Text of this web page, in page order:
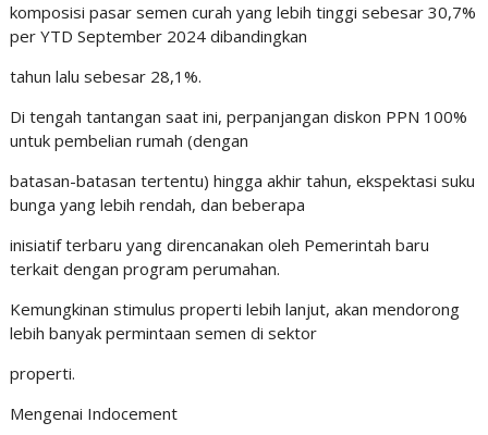
komposisi pasar semen curah yang lebih tinggi sebesar 30,7%
per YTD September 2024 dibandingkan
tahun lalu sebesar 28,1%.
Di tengah tantangan saat ini, perpanjangan diskon PPN 100%
untuk pembelian rumah (dengan
batasan-batasan tertentu) hingga akhir tahun, ekspektasi suku
bunga yang lebih rendah, dan beberapa
inisiatif terbaru yang direncanakan oleh Pemerintah baru
terkait dengan program perumahan.
Kemungkinan stimulus properti lebih lanjut, akan mendorong
lebih banyak permintaan semen di sektor
properti.
Mengenai Indocement